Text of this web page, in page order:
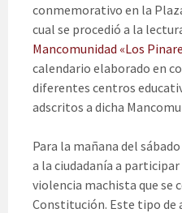
conmemorativo en la
cual se procedió a la
Mancomunidad «Los
calendario elaborado en
diferentes centros
adscritos a dicha
Para la mañana del
a la ciudadanía a
violencia machista que se
Constitución. Este tipo de